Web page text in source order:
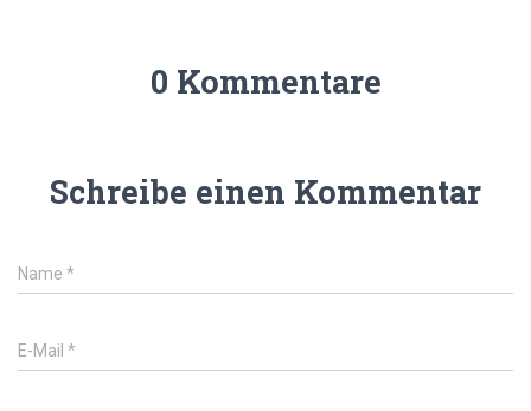
0 Kommentare
Schreibe einen Kommentar
Name *
E-Mail *